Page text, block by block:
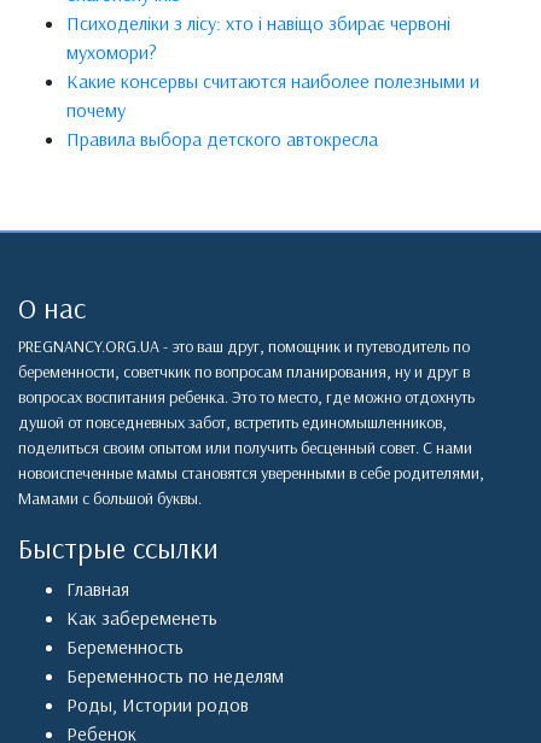
Психоделіки з лісу: хто і навіщо збирає червоні
мухомори?
Какие консервы считаются наиболее полезными и
почему
Правила выбора детского автокресла
О нас
PREGNANCY.ORG.UA - это ваш друг, помощник и путеводитель по
беременности, советчкик по вопросам планирования, ну и друг в
вопросах воспитания ребенка. Это то место, где можно отдохнуть
душой от повседневных забот, встретить единомышленников,
поделиться своим опытом или получить бесценный совет. С нами
новоиспеченные мамы становятся уверенными в себе родителями,
Мамами с большой буквы.
Быстрые ссылки
Главная
Как забеременеть
Беременность
Беременность по неделям
Роды Истории родов
Ребенок